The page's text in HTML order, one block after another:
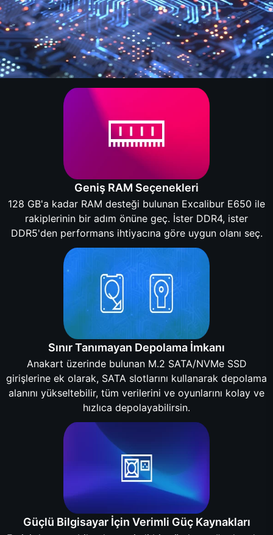
Geniş RAM Seçenekleri
128 GB'a kadar RAM desteği bulunan Excalibur E650 ile
rakiplerinin bir adım önüne geç. İster DDR4, ister
DDR5'den performans ihtiyacına göre uygun olanı seç.
Sınır Tanımayan Depolama İmkanı
Anakart üzerinde bulunan M.2 SATA/NVMe SSD
girişlerine ek olarak, SATA slotlarını kullanarak depolama
alanını yükseltebilir, tüm verilerini ve oyunlarını kolay ve
hızlıca depolayabilirsin.
Güçlü Bilgisayar İçin Verimli Güç Kaynakları